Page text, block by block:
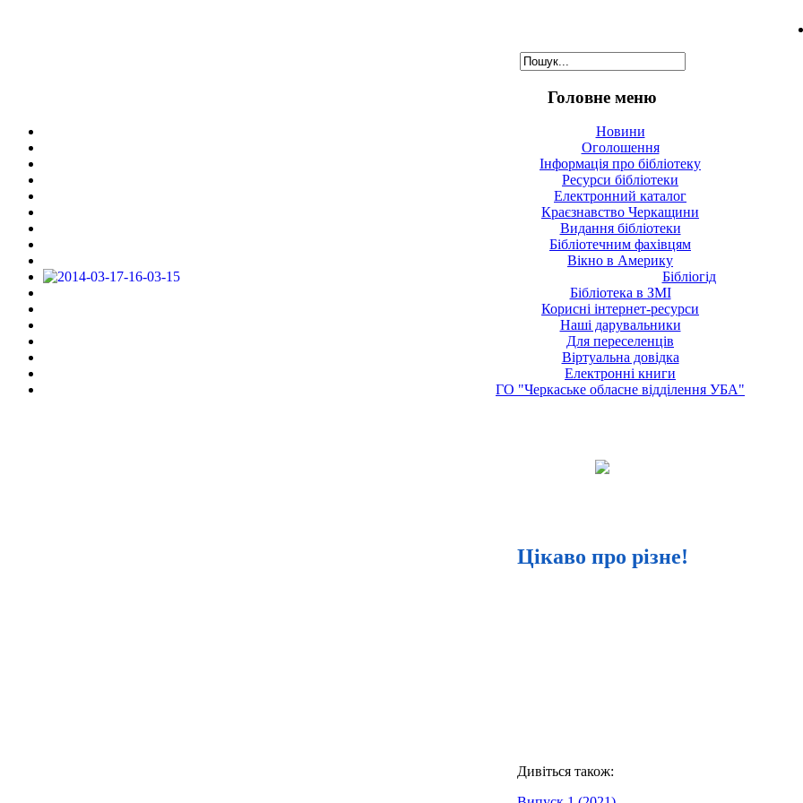
Головне меню
Новини
Оголошення
Інформація про бібліотеку
Ресурси бібліотеки
Електронний каталог
Краєзнавство Черкащини
Видання бібліотеки
Бібліотечним фахівцям
Вікно в Америку
Бібліогід
Бібліотека в ЗМІ
Корисні інтернет-ресурси
Наші дарувальники
Для переселенців
Віртуальна довідка
Електронні книги
ГО "Черкаське обласне відділення УБА"
Цікаво про різне!
Дивіться також: